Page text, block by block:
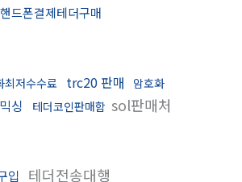
핸드폰결제테더구매
최저수수료 trc20 판매
암호화
싱 테더코인판매함 sol판매처
입 테더전송대행